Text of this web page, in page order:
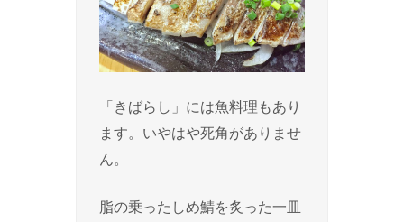
「きばらし」には魚料理もあり
ます。いやはや死角がありませ
ん。
脂の乗ったしめ鯖を炙った一皿